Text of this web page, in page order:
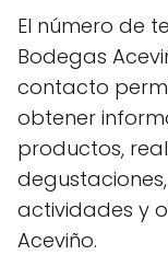
El número de
Bodegas
contacto
obtener
productos,
actividades y
Aceviño.